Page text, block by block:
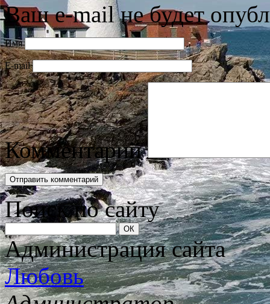
Ваш e-mail не будет
Имя
E-mail
Комментарий
Поиск по сайту
Администрация сайта
Любовь